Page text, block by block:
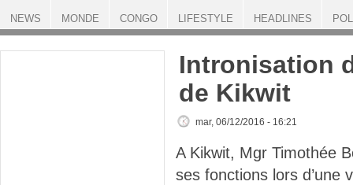
ACCUEIL
Intronisation
de Kikwit
mar, 06/12/2016 - 16:21
A Kikwit, Mgr Timothée
ses fonctions lors d’une
NEWS MONDE CONGO LIFESTYLE HEADLINES